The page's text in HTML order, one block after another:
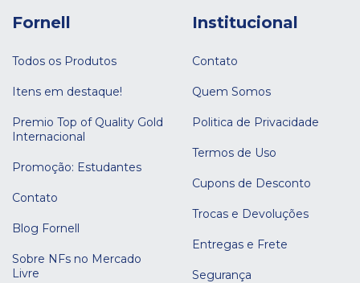
Fornell
Todos os Produtos
Itens em destaque!
Premio Top of Quality Gold
Internacional
Promoção: Estudantes
Contato
Blog Fornell
Sobre NFs no Mercado
Livre
Institucional
Contato
Quem Somos
Politica de Privacidade
Termos de Uso
Cupons de Desconto
Trocas e Devoluções
Entregas e Frete
Segurança